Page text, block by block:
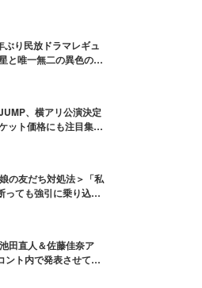
」の声
ぶり民放ドラマレギュ
と唯一無二の異色のバ
、横アリ公演決定
ット価格にも注目集ま
の友だち対処法＞「私
っても強引に乗り込ん
田直人＆佐藤佳奈ア
ント内で発表させてい